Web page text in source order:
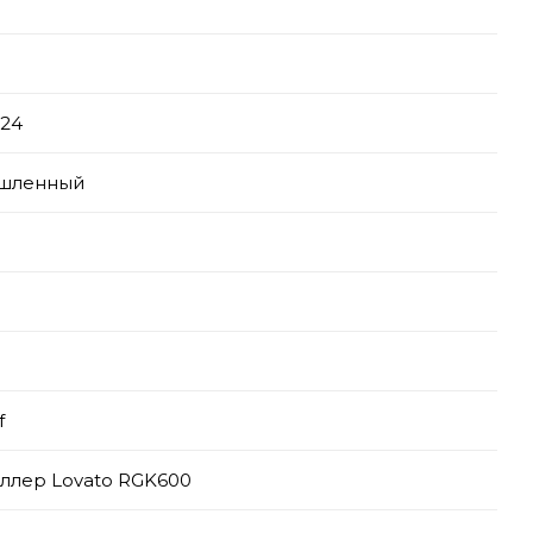
Lovato RGK600